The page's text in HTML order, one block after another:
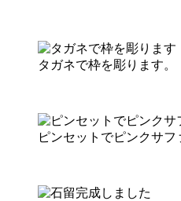
タガネで枠を彫ります。
ピンセットでピンクサフ